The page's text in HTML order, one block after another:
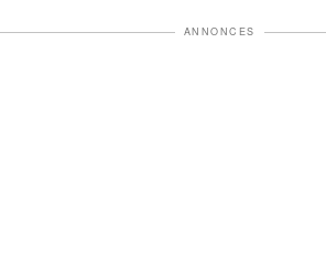
ANNONCES